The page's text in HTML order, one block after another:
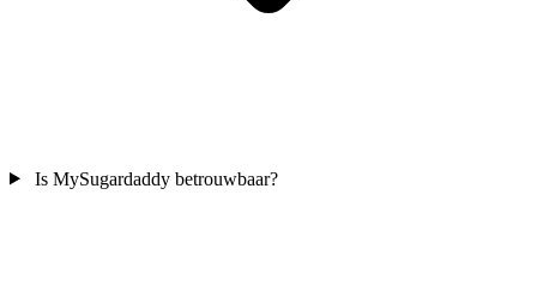
Is MySugardaddy betrouwbaar?